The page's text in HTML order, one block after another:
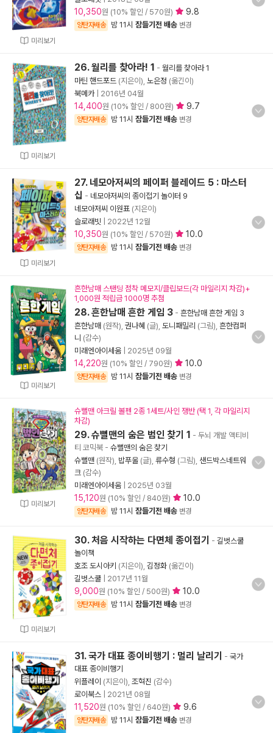
미리보기
10,350원 (10% 할인 / 570원) 9.8
양탄자배송 밤 11시 잠들기전 배송 변경
미리보기
26. 월리를 찾아라! 1 - 월리를 찾아라 1
마틴 핸드포드 (지은이), 노은정 (옮긴이)
북메카| 2016년 04월
14,400원 (10% 할인 / 800원) 9.7
양탄자배송 밤 11시 잠들기전 배송 변경
미리보기
27. 네모아저씨의 페이퍼 블레이드 5 : 마스터
십 - 네모아저씨의 종이접기 놀이터 9
네모아저씨 이원표 (지은이)
슬로래빗
2022년 12월
10,350원 (10% 할인 / 570원) 10.0
양탄자배송 밤 11시 잠들기전 배송 변경
미리보기
흔한남매 스탠딩 점착 메모지/클립보드(각 마일리지 차감)+
1,000원 적립금 1000명 추첨
28. 흔한남매 흔한 게임 3 - 흔한남매 흔한 게임 3
흔한남매 (원작), 권나혜 (글), 도니패밀리 (그림), 흔한컴퍼
니 (감수)
미래엔아이세움
2025년 09월
14,220원 (10% 할인 / 790원) 10.0
양탄자배송 밤 11시 잠들기전 배송 변경
미리보기
슈뻘맨 아크릴 볼펜 2종 1세트/사인 쟁반 (택 1, 각 마일리지
차감)
29. 슈뻘맨의 숨은 범인 찾기 1 - 두뇌 개발 액티비
티 코믹북 - 슈뻘맨의 숨은 찾기
슈뻘맨 (원작), 밥푸울 (글), 류수형 (그림), 샌드박스네트워
크 (감수)
미래엔아이세움
2025년 03월
15,120원 (10% 할인 / 840원) 10.0
양탄자배송 밤 11시 잠들기전 배송 변경
미리보기
30. 처음 시작하는 다면체 종이접기 - 길벗스쿨
놀이책
호조 도시아키 (지은이), 김정화 (옮긴이)
길벗스쿨
2017년 11월
9,000원 (10% 할인 / 500원) 10.0
양탄자배송 밤 11시 잠들기전 배송 변경
31. 국가 대표 종이비행기 : 멀리 날리기 - 국가
대표 종이비행기
위플레이 (지은이), 조혁진 (감수)
로이북스
2021년 08월
11,520원 (10% 할인 / 640원) 9.6
양탄자배송 밤 11시 잠들기전 배송 변경